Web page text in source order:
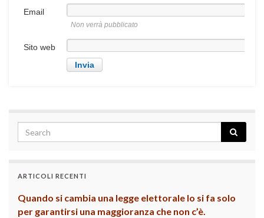
Email
Non verrà pubblicato
Sito web
ARTICOLI RECENTI
Quando si cambia una legge elettorale lo si fa solo
per garantirsi una maggioranza che non c’è.